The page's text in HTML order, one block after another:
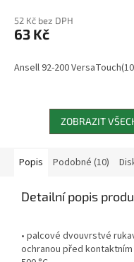
52 Kč bez DPH
63 Kč
Ansell 92-200
ZOBRAZIT
Popis Podobné (10)
Detailní popis
• palcové dvouvrstvé
ochranou před